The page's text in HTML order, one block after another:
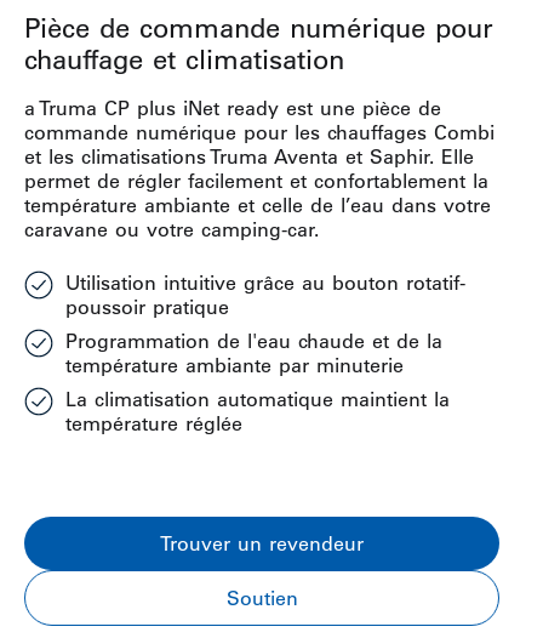
Pièce de commande numérique pour
chauffage et climatisation
a Truma CP plus iNet ready est une pièce de
commande numérique pour les chauffages Combi
et les climatisations Truma Aventa et Saphir. Elle
permet de régler facilement et confortablement la
température ambiante et celle de l’eau dans votre
caravane ou votre camping-car.
Utilisation intuitive grâce au bouton rotatif-
poussoir pratique
Programmation de l'eau chaude et de la
température ambiante par minuterie
La climatisation automatique maintient la
température réglée
Trouver un revendeur
Soutien